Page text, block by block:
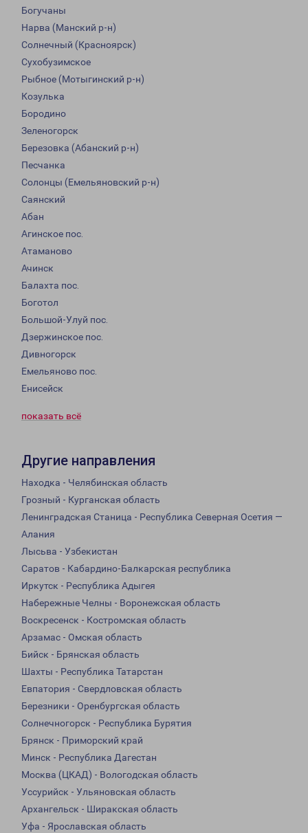
Богучаны
Нарва (Манский р-н)
Солнечный (Красноярск)
Сухобузимское
Рыбное (Мотыгинский р-н)
Козулька
Бородино
Зеленогорск
Березовка (Абанский р-н)
Песчанка
Солонцы (Емельяновский р-н)
Саянский
Абан
Агинское пос.
Атаманово
Ачинск
Балахта пос.
Боготол
Большой-Улуй пос.
Дзержинское пос.
Дивногорск
Емельяново пос.
Енисейск
показать всё
Другие направления
Находка - Челябинская область
Грозный - Курганская область
Ленинградская Станица - Республика Северная Осетия —
Алания
Лысьва - Узбекистан
Саратов - Кабардино-Балкарская республика
Иркутск - Республика Адыгея
Набережные Челны - Воронежская область
Воскресенск - Костромская область
Арзамас - Омская область
Бийск - Брянская область
Шахты - Республика Татарстан
Евпатория - Свердловская область
Березники - Оренбургская область
Солнечногорск - Республика Бурятия
Брянск - Приморский край
Минск - Республика Дагестан
Москва (ЦКАД) - Вологодская область
Уссурийск - Ульяновская область
Архангельск - Ширакская область
Уфа - Ярославская область